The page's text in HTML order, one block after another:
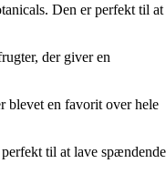
Den er perfekt til at
der giver en
blevet en favorit over hele
til at lave spændende